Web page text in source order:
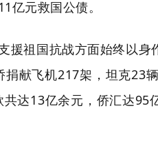
亿元救国公债。
援祖国抗战方面始终以身
献飞机217架，坦克23
达13亿余元，侨汇达95